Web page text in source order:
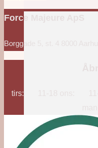
Force Majeure ApS
Borggade 5, st. 4 8000
tirs: 11-18 ons: 11-